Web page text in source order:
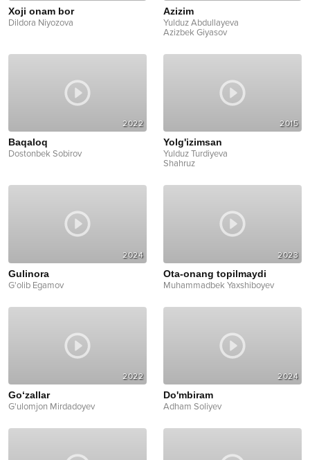
Xoji onam bor
Dildora Niyozova
Azizim
Yulduz Abdullayeva
Azizbek Giyasov
2022
Baqaloq
Dostonbek Sobirov
2015
Yolg'izimsan
Yulduz Turdiyeva
Shahruz
2024
Gulinora
G'olib Egamov
2023
Ota-onang topilmaydi
Muhammadbek Yaxshiboyev
2022
Go‘zallar
G'ulomjon Mirdadoyev
2024
Do'mbiram
Adham Soliyev